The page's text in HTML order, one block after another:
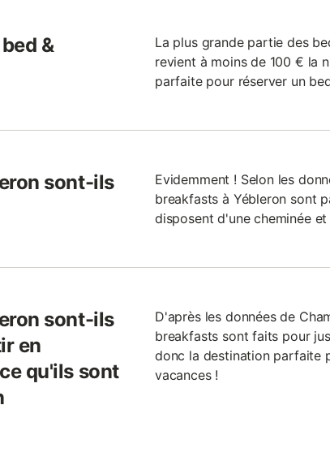
&
La plus grande partie des
revient à moins de 100 € la
parfaite pour réserver un
sont-ils
Evidemment ! Selon les
breakfasts à Yébleron sont
disposent d'une cheminée
sont-ils
en
qu'ils sont
D'après les données de
breakfasts sont faits pour
donc la destination parfaite
vacances !